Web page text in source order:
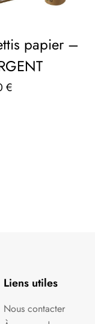
papier –
€
Liens utiles
Nous contacter